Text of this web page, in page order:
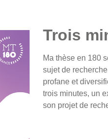
Trois
Ma thèse en 180
sujet de
profane et
trois minutes, un
son projet de